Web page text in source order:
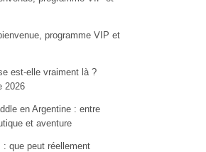
programme VIP et
est-elle vraiment là ?
2026
en Argentine : entre
et aventure
que peut réellement